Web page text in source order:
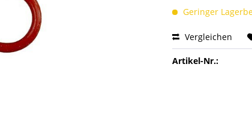
Geringer
Vergleichen
Artikel-Nr.: